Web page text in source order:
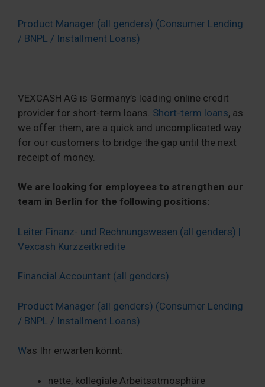
Product Manager (all genders) (Consumer Lending
/ BNPL / Installment Loans)
VEXCASH AG is Germany’s leading online credit
provider for short-term loans. Short-term loans, as
we offer them, are a quick and uncomplicated way
for our customers to bridge the gap until the next
receipt of money.
We are looking for employees to strengthen our
team in Berlin for the following positions:
Leiter Finanz- und Rechnungswesen (all genders) |
Vexcash Kurzzeitkredite
Financial Accountant (all genders)
Product Manager (all genders) (Consumer Lending
/ BNPL / Installment Loans)
Was Ihr erwarten könnt:
nette, kollegiale Arbeitsatmosphäre